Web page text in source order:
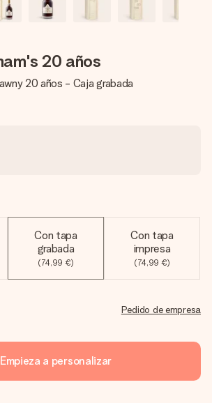
20 años
20 años - Caja grabada
Con tapa
grabada
(74,99 €)
Con tapa
impresa
(74,99 €)
Pedido de empresa
Empieza a personalizar